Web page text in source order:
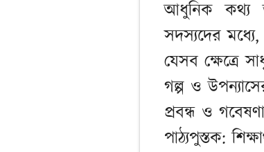
আধুনিক কথ্য
সদস্যদের
যেসব ক্ষেত্রে
গল্প ও
প্রবন্ধ ও
পাঠ্যপুস্তক: